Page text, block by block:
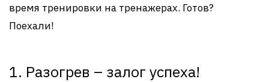
время тренировки на тренажерах. Готов?
Поехали!
1. Разогрев – залог успеха!